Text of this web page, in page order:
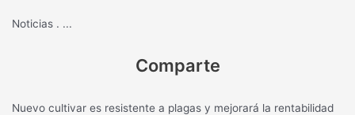
Noticias . ...
Comparte
Nuevo cultivar es resistente a plagas y mejorará la rentabilidad